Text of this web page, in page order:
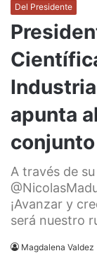
Del Presidente
apunta
conjunto
A través de
¡Avanzar y
será nuestro
Magdalena Valdez